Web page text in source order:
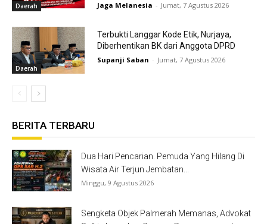
Daerah Jaga Melanesia - Jumat, 7 Agustus 2026
Daerah
Terbukti Langgar Kode Etik, Nurjaya,
Diberhentikan BK dari Anggota DPRD
Supanji Saban - Jumat, 7 Agustus 2026
BERITA TERBARU
Dua Hari Pencarian. Pemuda Yang Hilang Di
Wisata Air Terjun Jembatan...
Minggu, 9 Agustus 2026
Sengketa Objek Palmerah Memanas, Advokat